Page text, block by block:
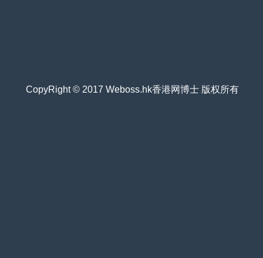
CopyRight © 2017 Weboss.hk香港网博士 版权所有